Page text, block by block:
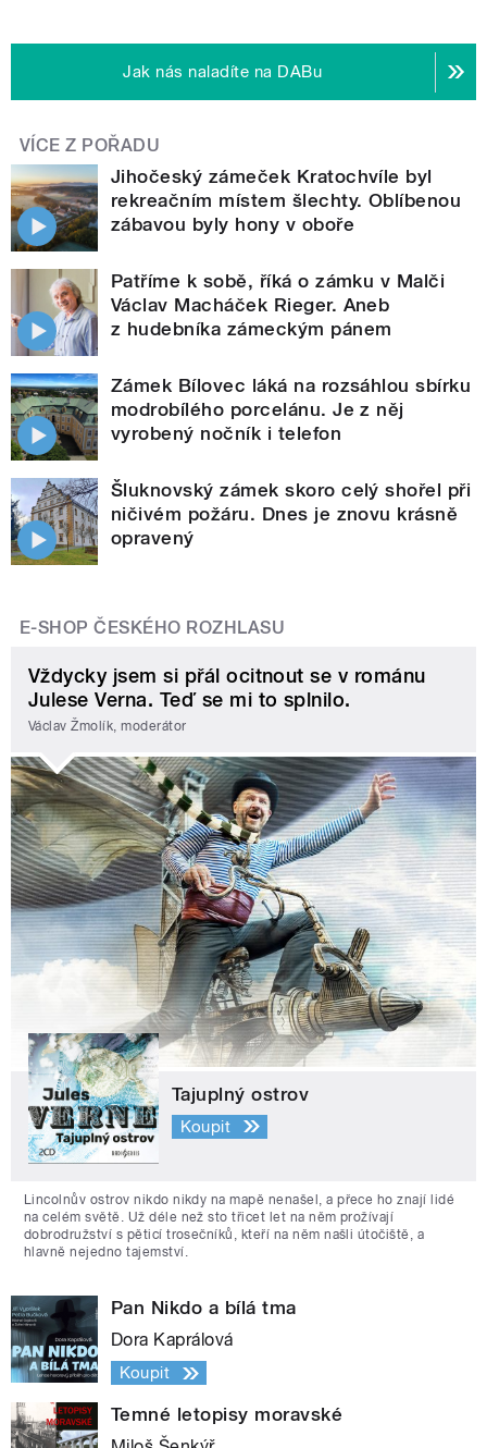
Jak nás naladíte na DABu
VÍCE Z POŘADU
Jihočeský zámeček Kratochvíle byl
rekreačním místem šlechty. Oblíbenou
zábavou byly hony v oboře
Patříme k sobě, říká o zámku v Malči
Václav Macháček Rieger. Aneb
z hudebníka zámeckým pánem
Zámek Bílovec láká na rozsáhlou sbírku
modrobílého porcelánu. Je z něj
vyrobený nočník i telefon
Šluknovský zámek skoro celý shořel při
ničivém požáru. Dnes je znovu krásně
opravený
E-SHOP ČESKÉHO ROZHLASU
Vždycky jsem si přál ocitnout se v románu
Julese Verna. Teď se mi to splnilo.
Václav Žmolík, moderátor
Tajuplný ostrov
Koupit
Lincolnův ostrov nikdo nikdy na mapě nenašel, a přece ho znají lidé
na celém světě. Už déle než sto třicet let na něm prožívají
dobrodružství s pěticí trosečníků, kteří na něm našli útočiště, a
hlavně nejedno tajemství.
Pan Nikdo a bílá tma
Dora Kaprálová
Koupit
Temné letopisy moravské